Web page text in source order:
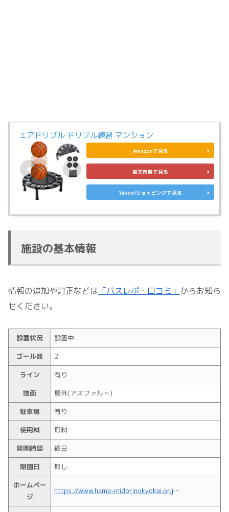
エアドリブル ドリブル練習 マンション
Amazonで見る
楽天市場で見る
Yahoo!ショッピングで見る
施設の基本情報
情報の追加や訂正などは 「バスレポ・口コミ」 からお知ら
せください。
設置状況
設置中
ゴール数
2
ライン
有り
地面
屋外(アスファルト)
駐車場
有り
使用料
無料
開園時間
終日
閉園日
無し
ホームペー
ジ
https://www.hama-midorinokyokai.or.jp/park/negishi/